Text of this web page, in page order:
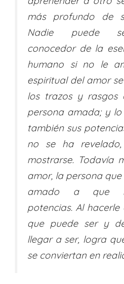
más profundo de
Nadie puede
conocedor de la
humano si no le
espiritual del amor
los trazos y rasgos
persona amada; y
también sus
no se ha
mostrarse. Todavía
amor, la persona
amado a que
potencias. Al
que puede ser y
llegar a ser, logra
se conviertan en